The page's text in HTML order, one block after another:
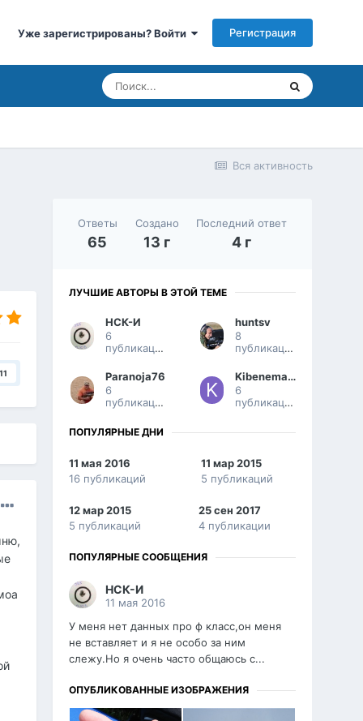
Уже зарегистрированы? Войти Регистрация
Вся активность
11
Ответы
65
Создано
13 г
Последний ответ
4 г
ЛУЧШИЕ АВТОРЫ В ЭТОЙ ТЕМЕ
НСК-И
6
публикаций
huntsv
8
публикаций
Paranoja76
6
публикаций
Kibenematika
6
публикаций
ПОПУЛЯРНЫЕ ДНИ
11 мая 2016
16 публикаций
11 мар 2015
5 публикаций
12 мар 2015
5 публикаций
25 сен 2017
4 публикации
ПОПУЛЯРНЫЕ СООБЩЕНИЯ
НСК-И
11 мая 2016
У меня нет данных про ф класс,он меня
не вставляет и я не особо за ним
слежу.Но я очень часто общаюсь с...
ОПУБЛИКОВАННЫЕ ИЗОБРАЖЕНИЯ